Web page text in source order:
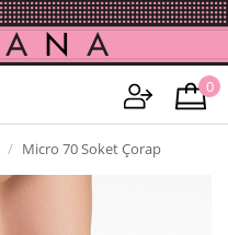
0
Micro 70 Soket Çorap